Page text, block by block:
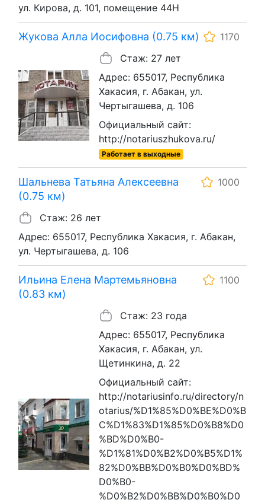
ул. Кирова, д. 101, помещение 44Н
Жукова Алла Иосифовна (0.75 км)
1170
Стаж: 27 лет
Адрес: 655017, Республика
Хакасия, г. Абакан, ул.
Чертыгашева, д. 106
Официальный сайт:
http://notariuszhukova.ru/
Работает в выходные
Шальнева Татьяна Алексеевна
(0.75 км)
1000
Стаж: 26 лет
Адрес: 655017, Республика Хакасия, г. Абакан,
ул. Чертыгашева, д. 106
Ильина Елена Мартемьяновна
(0.83 км)
1100
Стаж: 23 года
Адрес: 655017, Республика
Хакасия, г. Абакан, ул.
Щетинкина, д. 22
Официальный сайт:
http://notariusinfo.ru/directory/n
otarius/%D1%85%D0%BE%D0%B
C%D1%83%D1%85%D0%B8%D0
%BD%D0%B0-
%D1%81%D0%B2%D0%B5%D1%
82%D0%BB%D0%B0%D0%BD%
D0%B0-
%D0%B2%D0%BB%D0%B0%D0